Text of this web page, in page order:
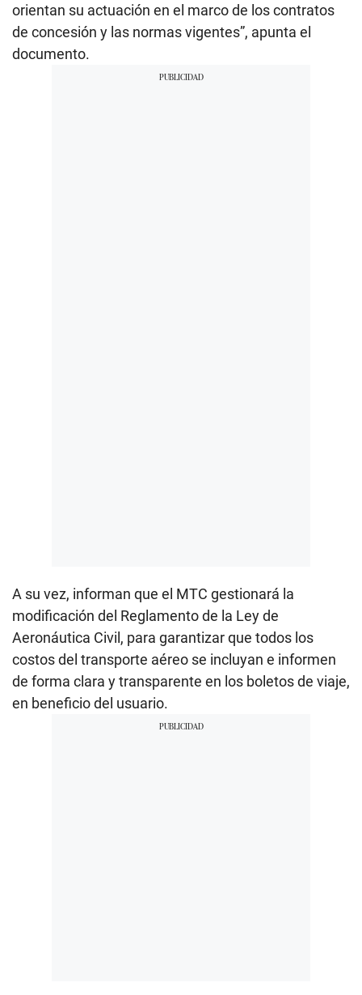
orientan su actuación en el marco de los contratos
de concesión y las normas vigentes”, apunta el
documento.
A su vez, informan que el MTC gestionará la
modificación del Reglamento de la Ley de
Aeronáutica Civil, para garantizar que todos los
costos del transporte aéreo se incluyan e informen
de forma clara y transparente en los boletos de viaje,
en beneficio del usuario.